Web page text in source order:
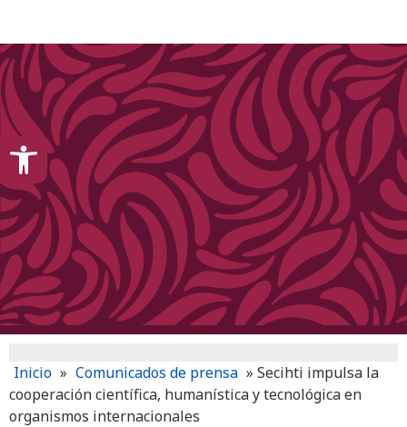
Inicio » Comunicados de prensa » Secihti impulsa la
cooperación científica, humanística y tecnológica en
organismos internacionales
Open toolbar